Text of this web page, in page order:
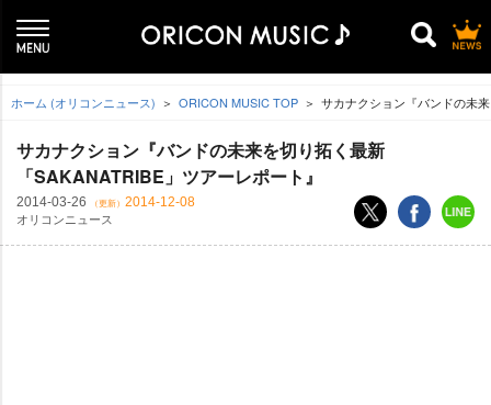
ホーム (オリコンニュース) ORICON MUSIC TOP サカナクション『バンドの未
サカナクション『バンドの未来を切り拓く最新
「SAKANATRIBE」ツアーレポート』
2014-03-26 （更新） 2014-12-08
オリコンニュース